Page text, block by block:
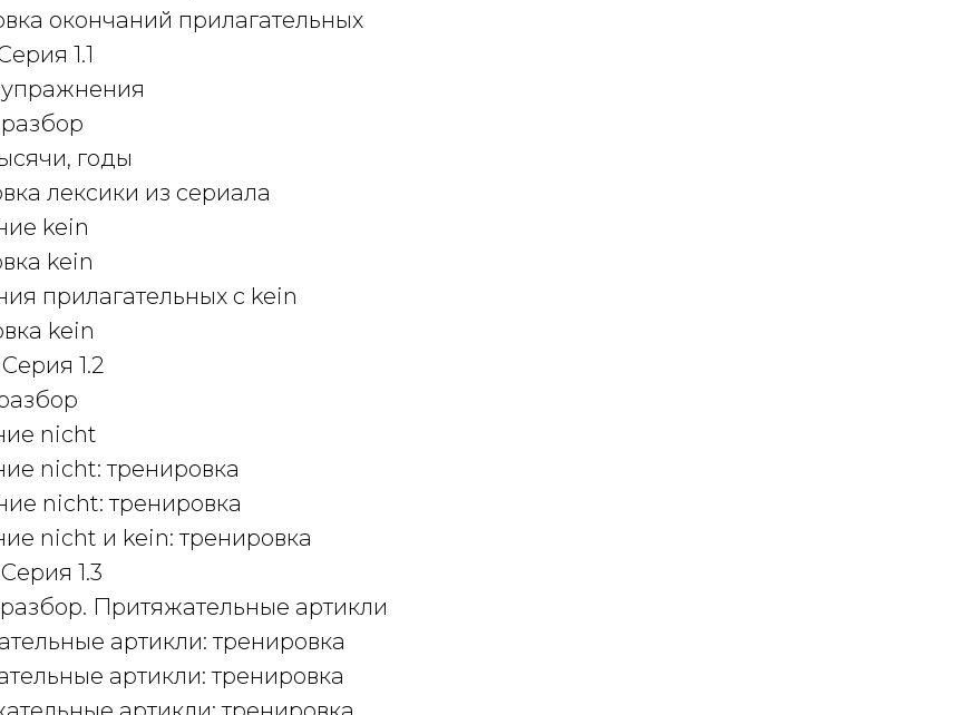
окончаний прилагательных
1.1
годы
лексики из сериала
kein
kein
прилагательных с kein
kein
1.2
nicht
nicht: тренировка
nicht: тренировка
nicht и kein: тренировка
1.3
Притяжательные артикли
артикли: тренировка
артикли: тренировка